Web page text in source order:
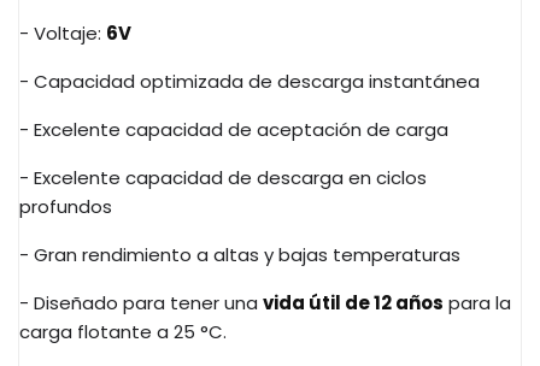
- Voltaje: 6V
- Capacidad optimizada de descarga instantánea
- Excelente capacidad de aceptación de carga
- Excelente capacidad de descarga en ciclos
profundos
- Gran rendimiento a altas y bajas temperaturas
- Diseñado para tener una vida útil de 12 años para la
carga flotante a 25 °C.